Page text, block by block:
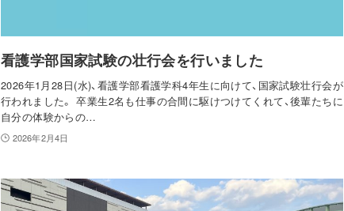
看護学部国家試験の壮行会を行いました
2026年1月28日(水)、看護学部看護学科4年生に向けて、国家試験壮行会が
行われました。 卒業生2名も仕事の合間に駆けつけてくれて、後輩たちに
自分の体験からの…
2026年2月4日